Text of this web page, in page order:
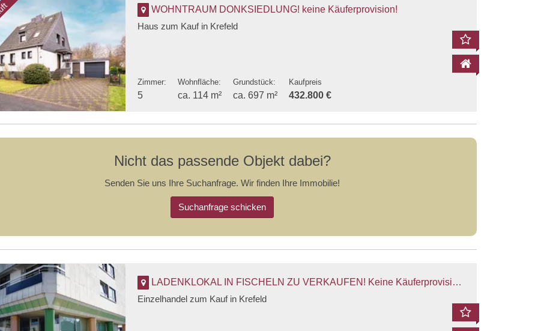
WOHNTRAUM DONKSIEDLUNG! keine Käuferprovision!
Haus zum Kauf in Krefeld
Zimmer:
5
Wohnfläche:
ca. 114 m²
Grundstück:
ca. 697 m²
Kaufpreis
432.800 €
Nicht das passende Objekt dabei?
Senden Sie uns Ihre Suchanfrage. Wir finden Ihre Immobilie!
Suchanfrage schicken
LADENKLOKAL IN FISCHELN ZU VERKAUFEN! Keine Käuferprovision!
Einzelhandel zum Kauf in Krefeld